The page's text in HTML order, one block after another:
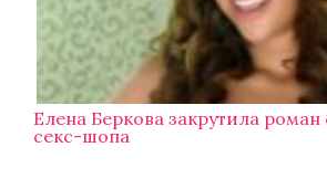
Елена Беркова закрутила
секс-шопа